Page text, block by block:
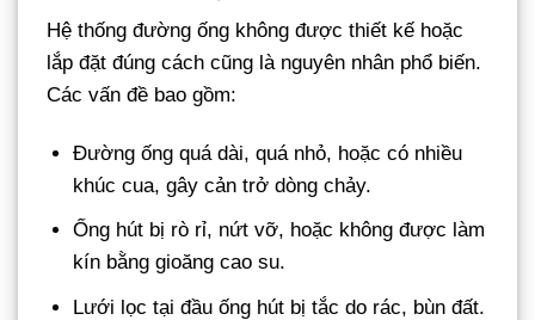
Hệ thống đường ống không được thiết kế hoặc
lắp đặt đúng cách cũng là nguyên nhân phổ biến.
Các vấn đề bao gồm:
Đường ống quá dài, quá nhỏ, hoặc có nhiều
khúc cua, gây cản trở dòng chảy.
Ống hút bị rò rỉ, nứt vỡ, hoặc không được làm
kín bằng gioăng cao su.
Lưới lọc tại đầu ống hút bị tắc do rác, bùn đất.